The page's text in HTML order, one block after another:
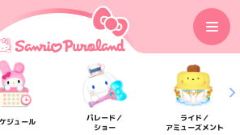
ジュール
パレード／
ショー
ライド／
アミューズメント